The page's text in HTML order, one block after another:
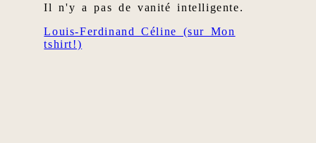
Il n'y a pas de vanité intelligente.
Louis-Ferdinand Céline (sur Mon
tshirt!)